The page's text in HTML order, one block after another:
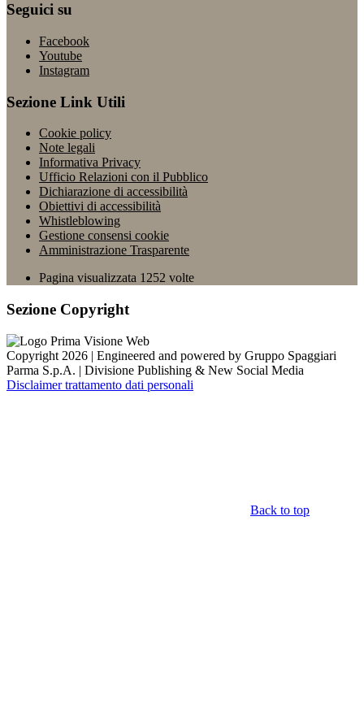
Seguici su
Facebook
Youtube
Instagram
Sezione Link Utili
Cookie policy
Note legali
Informativa Privacy
Ufficio Relazioni con il Pubblico
Dichiarazione di accessibilità
Obiettivi di accessibilità
Whistleblowing
Gestione consensi cookie
Amministrazione Trasparente
Pagina visualizzata 1252 volte
Sezione Copyright
Copyright 2026 | Engineered and powered by Gruppo Spaggiari
Parma S.p.A. | Divisione Publishing & New Social Media
Disclaimer trattamento dati personali
Back to top